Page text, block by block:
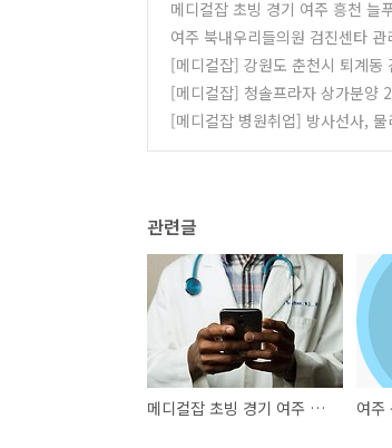
메디컬잡 초빙 경기 여주 흥천 늘
여주 북내우리들의원 검진센타
[메디컬잡] 강원도 춘천시 퇴계동
[메디컬잡] 청솔프라자 상가분양
[메디컬잡 병원취업] 방사선사,
관련글
메디컬잡 초빙 경기 여주 흥천 늘푸른의원 관리의사(일반의, 전문의) 물리치료환자 위주